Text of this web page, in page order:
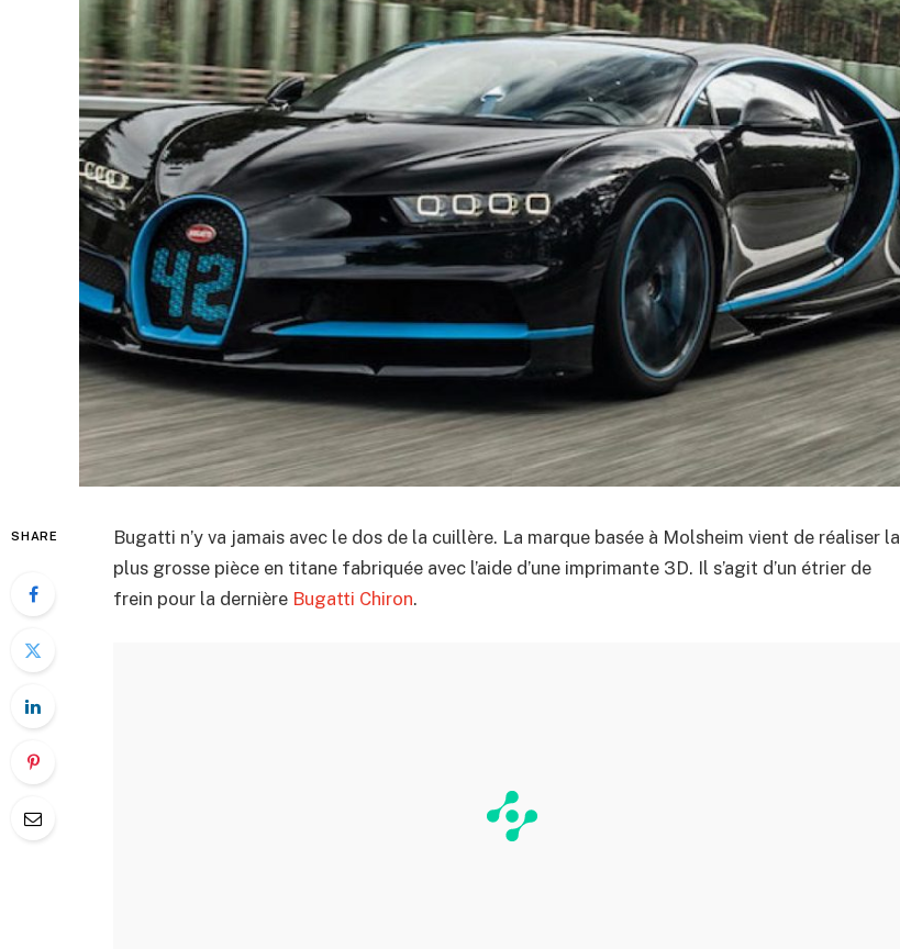
SHARE
Bugatti n’y va jamais avec le dos de la cuillère. La marque basée à Molsheim vient de réaliser la
plus grosse pièce en titane fabriquée avec l’aide d’une imprimante 3D. Il s’agit d’un étrier de
frein pour la dernière Bugatti Chiron.